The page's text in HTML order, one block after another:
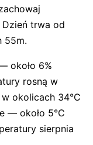
Dzień trwa od
55m.
około 6%
rosną w
okolicach 34°C
— około 5°C
sierpnia